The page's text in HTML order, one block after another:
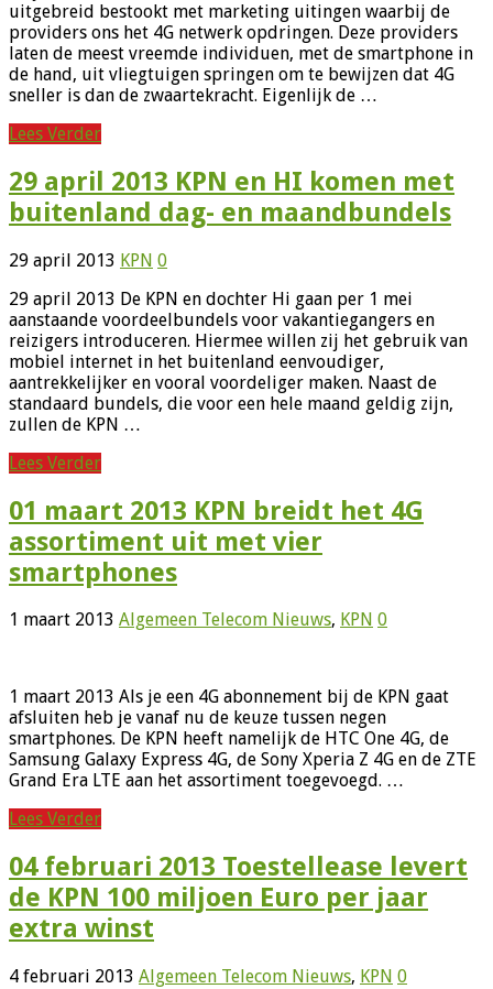
uitgebreid bestookt met marketing uitingen waarbij de
providers ons het 4G netwerk opdringen. Deze providers
laten de meest vreemde individuen, met de smartphone in
de hand, uit vliegtuigen springen om te bewijzen dat 4G
sneller is dan de zwaartekracht. Eigenlijk de …
Lees Verder
29 april 2013 KPN en HI komen met
buitenland dag- en maandbundels
29 april 2013 KPN 0
29 april 2013 De KPN en dochter Hi gaan per 1 mei
aanstaande voordeelbundels voor vakantiegangers en
reizigers introduceren. Hiermee willen zij het gebruik van
mobiel internet in het buitenland eenvoudiger,
aantrekkelijker en vooral voordeliger maken. Naast de
standaard bundels, die voor een hele maand geldig zijn,
zullen de KPN …
Lees Verder
01 maart 2013 KPN breidt het 4G
assortiment uit met vier
smartphones
1 maart 2013 Algemeen Telecom Nieuws, KPN 0
1 maart 2013 Als je een 4G abonnement bij de KPN gaat
afsluiten heb je vanaf nu de keuze tussen negen
smartphones. De KPN heeft namelijk de HTC One 4G, de
Samsung Galaxy Express 4G, de Sony Xperia Z 4G en de ZTE
Grand Era LTE aan het assortiment toegevoegd. …
Lees Verder
04 februari 2013 Toestellease levert
de KPN 100 miljoen Euro per jaar
extra winst
4 februari 2013 Algemeen Telecom Nieuws, KPN 0